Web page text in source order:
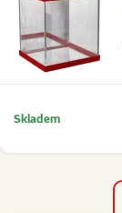
Skladem